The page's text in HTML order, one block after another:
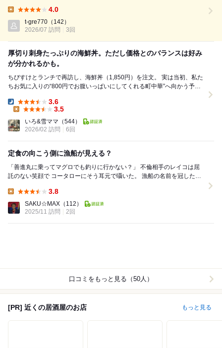
海鮮竜田揚げ定食」と「海鮮から煮と海鮮竜田揚げ定食」だけが注文でき
るとのことだったので、二人とも...
4.0
t-gre770 （142）
2026/07 訪問
3回
厚切り刺身たっぷりの海鮮丼。ただし価格とのバランスは好み
が分かれるかも。
ちびすけとランチで再訪し、海鮮丼（1,850円）を注文。 実は当初、私た
ちお気に入りの“800円でお腹いっぱいにしてくれる町中華”へ向かう予定
Dinner:
3.6
3.5
いろ&雪ママ （544）
2026/02 訪問
6回
定食の向こう側に漁船が見える？
「善進丸に乗ってマグロでも釣りに行かない？」 不倫相手のレイコは屈
託のない笑顔で コータローにそう耳元で囁いた。 漁船の名前を冠したお
3.8
SAKU☆MAX （112）
2025/11 訪問
2回
口コミをもっと見る（50人）
[PR] 近くの居酒屋のお店 もっと見る